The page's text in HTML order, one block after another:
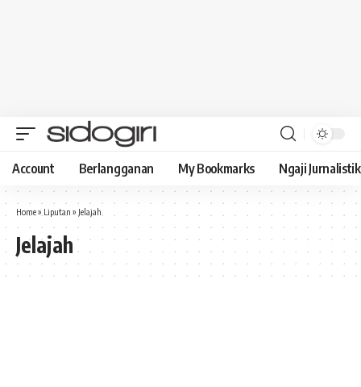
Account Berlangganan My Bookmarks Ngaji Jurnalistik
Home» Liputan » Jelajah
Jelajah